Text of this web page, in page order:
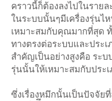
คราวนี้ก็ต้องลงไปในรายล
ในระบบนั้นๆมีเครื่องรุ่นไ
เหมาะสมกับคุณมากที่สุด
ทางตรงต่อระบบและประ
สำคัญเป็นอย่างสูงคือ ระบ
รุ่นนั้นให้เหมาะสมกับประ
ซึ่งเรื่องหมึกนั้นเป็นปัจจัย